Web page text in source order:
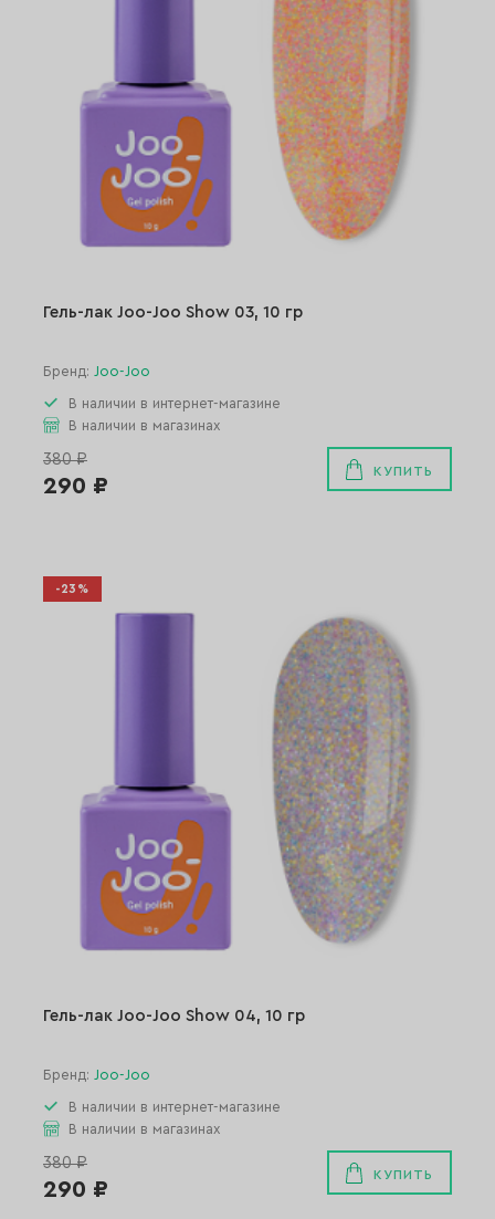
Гель-лак Joo-Joo Show 03, 10 гр
Бренд: Joo-Joo
В наличии в интернет-магазине
В наличии в магазинах
380 ₽
290 ₽
КУПИТЬ
-23%
Гель-лак Joo-Joo Show 04, 10 гр
Бренд: Joo-Joo
В наличии в интернет-магазине
В наличии в магазинах
380 ₽
290 ₽
КУПИТЬ